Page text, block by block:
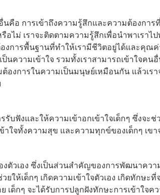
นคือ การเข้าถึงความรู้สึกและความต้องกา
ม่ เราจะติดตามความรู้สึกเพื่อนำพาเรา
ารพื้นฐานที่ทำให้เรามีชีวิตอยู่ได้และคุณค่
ความเข้าใจ รวมทั้งเราสามารถเข้าใจค
องการในความเป็นมนุษย์เหมือนกัน แล้วเ
บฟังและให้ความเข้าอกเข้าใจเด็กๆ ซึ่งจะ
ใจทั้งความสุข และความทุกข์ของเด็กๆ เข
ตัวเอง ซึ่งเป็นส่วนสำคัญของการพัฒนาค
ห้เด็กๆ เกิดความเข้าใจตัวเอง เกิดทักษะ
ด็กๆ จะได้รับการปลูกฝังทักษะการเข้าใจ